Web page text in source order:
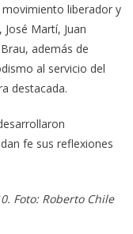
liberador y
Martí, Juan
además de
al servicio del
destacada.
fe sus reflexiones
Foto: Roberto Chile